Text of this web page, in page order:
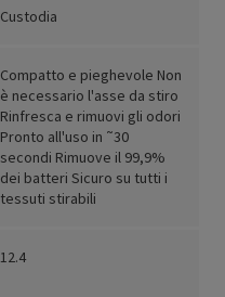
Custodia
Compatto e pieghevole Non
è necessario l'asse da stiro
Rinfresca e rimuovi gli odori
Pronto all'uso in ˜30
secondi Rimuove il 99,9%
dei batteri Sicuro su tutti i
tessuti stirabili
12.4